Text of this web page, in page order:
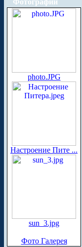
Фотографии
photo.JPG
Настроение Пите ...
sun_3.jpg
Фото Галерея